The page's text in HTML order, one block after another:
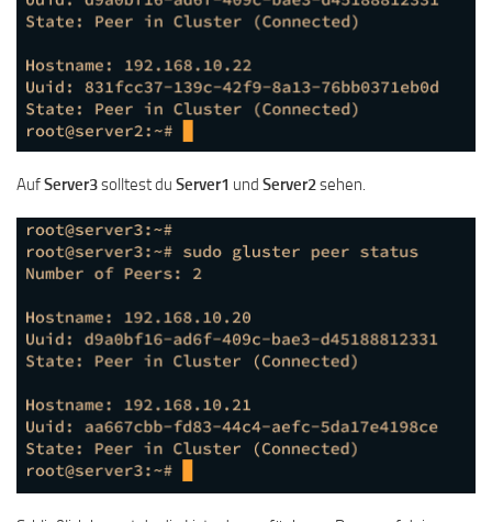
AufServer3solltest du Server1 und Server2sehen.